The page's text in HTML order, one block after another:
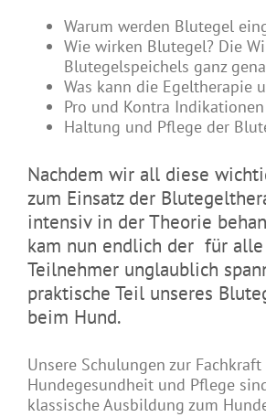
Warum werden Blutegel
Wie wirken Blutegel? Die
Blutegelspeichels ganz
Was kann die Egeltherapie
Pro und Kontra Indikationen
Haltung und Pflege der
Nachdem wir all diese
zum Einsatz der
intensiv in der Theorie
kam nun endlich der für alle
Teilnehmer unglaublich
praktische Teil unseres
beim Hund.
Unsere Schulungen zur
Hundegesundheit und Pflege
klassische Ausbildung zum